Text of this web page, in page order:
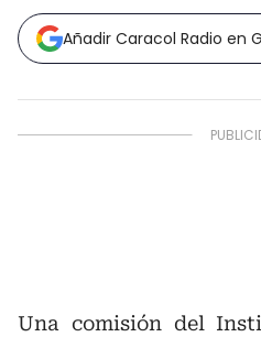
Añadir Caracol Radio en
Una comisión del